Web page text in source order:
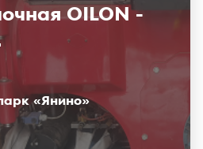
OILON -
«Янино»